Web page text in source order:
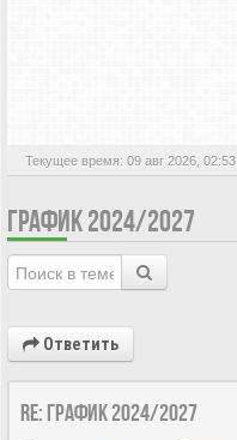
Текущее время: 09 авг 2026, 02:53
ГРАФИК 2024/2027
Ответить
Re: ГРАФИК 2024/2027